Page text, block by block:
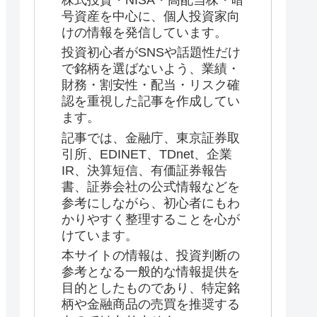
号資産を中心に、個人投資家向
けの情報を発信しています。
投資初心者がSNSや話題性だけ
で銘柄を選ばないよう、業績・
財務・割安性・配当・リスク確
認を重視した記事を作成してい
ます。
記事では、金融庁、東京証券取
引所、EDINET、TDnet、企業
IR、決算短信、有価証券報告
書、証券会社の公式情報などを
参考にしながら、初心者にもわ
かりやすく整理することを心が
けています。
本サイトの情報は、投資判断の
参考となる一般的な情報提供を
目的としたものであり、特定銘
柄や金融商品の売買を推奨する